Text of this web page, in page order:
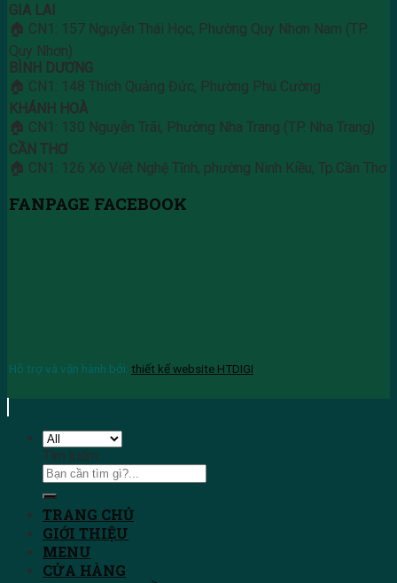
GIA LAI
🏠 CN1: 157 Nguyễn Thái Học, Phường Quy Nhơn Nam (TP.
Quy Nhơn)
BÌNH DƯƠNG
🏠 CN1: 148 Thích Quảng Đức, Phường Phú Cường
KHÁNH HOÀ
🏠 CN1: 130 Nguyễn Trãi, Phường Nha Trang (TP. Nha Trang)
CẦN THƠ
🏠 CN1: 126 Xô Viết Nghệ Tĩnh, phường Ninh Kiều, Tp.Cần Thơ
FANPAGE FACEBOOK
Hỗ trợ và vận hành bởi: thiết kế website HTDIGI
Tìm kiếm:
TRANG CHỦ
GIỚI THIỆU
MENU
CỬA HÀNG